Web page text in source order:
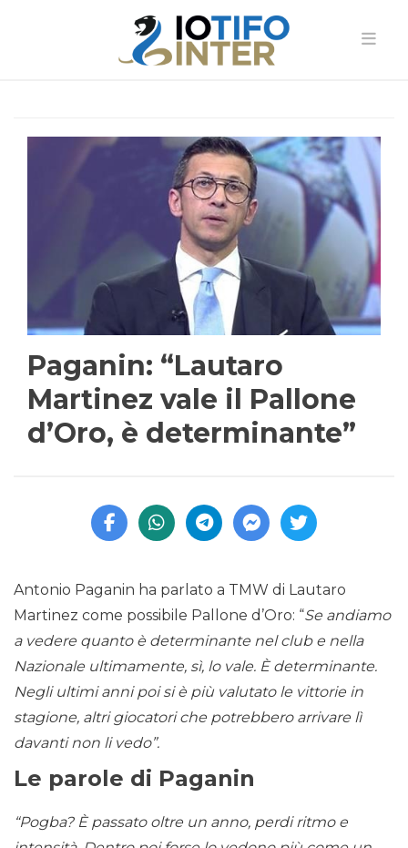
Paganin: “Lautaro
Martinez vale il Pallone
d’Oro, è determinante”
Antonio Paganin ha parlato a TMW di Lautaro
Martinez come possibile Pallone d’Oro: “Se andiamo
a vedere quanto è determinante nel club e nella
Nazionale ultimamente, sì, lo vale. È determinante.
Negli ultimi anni poi si è più valutato le vittorie in
stagione, altri giocatori che potrebbero arrivare lì
davanti non li vedo”.
Le parole di Paganin
“Pogba? È passato oltre un anno, perdi ritmo e